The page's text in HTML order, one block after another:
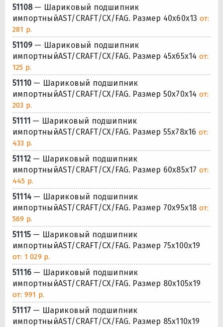
51108— Шариковый подшипник
импортныйAST/CRAFT/CX/FAG. Размер 40x60x13 от:
281 р.
51109— Шариковый подшипник
импортныйAST/CRAFT/CX/FAG. Размер 45x65x14 от:
125 р.
51110— Шариковый подшипник
импортныйAST/CRAFT/CX/FAG. Размер 50x70x14 от:
203 р.
51111 — Шариковый подшипник
импортныйAST/CRAFT/CX/FAG. Размер 55x78x16 от:
433 р.
51112— Шариковый подшипник
импортныйAST/CRAFT/CX/FAG. Размер 60x85x17 от:
445 р.
51114— Шариковый подшипник
импортныйAST/CRAFT/CX/FAG. Размер 70x95x18 от:
569 р.
51115— Шариковый подшипник
импортныйAST/CRAFT/CX/FAG. Размер 75x100x19
от: 1 029 р.
51116— Шариковый подшипник
импортныйAST/CRAFT/CX/FAG. Размер 80x105x19
от: 991 р.
51117— Шариковый подшипник
импортныйAST/CRAFT/CX/FAG. Размер 85x110x19